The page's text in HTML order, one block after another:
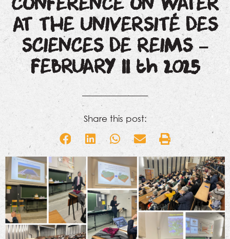
AT THE UNIVERSITÉ DES
SCIENCES DE REIMS –
FEBRUARY 11 th 2025
Share this post: